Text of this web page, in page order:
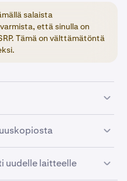
salaista
että sinulla on
Tämä on välttämätöntä
-sovellus
App Storesta
syötä SRP aloittaaksesi
-sovellusApp Storesta
uudelle laitteelle